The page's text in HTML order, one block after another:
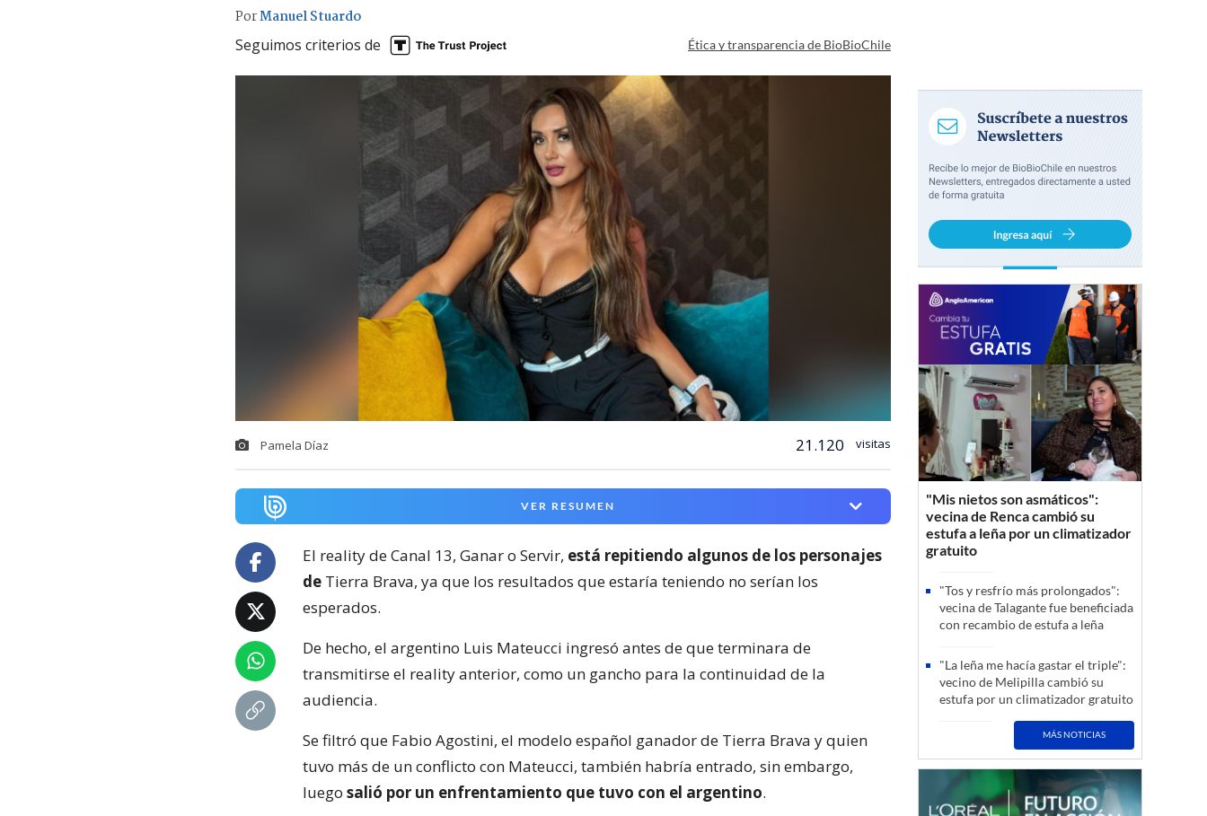
PorManuel Stuardo
Seguimos criterios de Ética y transparencia de BioBioChile
Pamela Díaz 21.120 visitas
VER RESUMEN
El reality de Canal 13, Ganar o Servir, está repitiendo algunos de los personajes
de Tierra Brava, ya que los resultados que estaría teniendo no serían los
esperados.
De hecho, el argentino Luis Mateucci ingresó antes de que terminara de
transmitirse el reality anterior, como un gancho para la continuidad de la
audiencia.
Se filtró que Fabio Agostini, el modelo español ganador de Tierra Brava y quien
tuvo más de un conflicto con Mateucci, también habría entrado, sin embargo,
luego salió por un enfrentamiento que tuvo con el argentino.
"Mis nietos son asmáticos":
vecina de Renca cambió su
estufa a leña por un climatizador
gratuito
"Tos y resfrío más prolongados":
vecina de Talagante fue beneficiada
con recambio de estufa a leña
"La leña me hacía gastar el triple":
vecino de Melipilla cambió su
estufa por un climatizador gratuito
MÁS NOTICIAS